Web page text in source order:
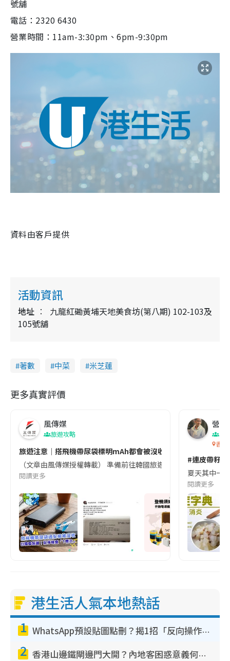
號舖
電話：2320 6430
營業時間：11am-3:30pm、6pm-9:30pm
資料由客戶提供
活動資訊
地址
九龍紅磡黃埔天地美食坊(第八期) 102-103及
105號舖
著數 中菜 米芝蓮
更多真實評價
風傳媒
旅遊攻略
旅遊注意｜搭飛機帶尿袋標明mAh都會被沒收😱出發前切記檢查
（文章由風傳媒授權轉載） 準備前往韓國旅遊的民眾，近期要
閱讀更多
營養
香港
#連皮帶籽
夏天其中一
閱讀更多
港生活人氣本地熱話
1 WhatsApp預設貼圖點刪？揭1招「反向操作」還原簡潔介面 附3步實測教學
2 香港山邊鐵閘邊門大開？內地客困惑意義何在！網民神回覆：呢種叫法理性防禦